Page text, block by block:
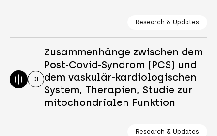
Research & Updates
DE
Zusammenhänge zwischen dem
Post-Covid-Syndrom (PCS) und
dem vaskulär-kardiologischen
System, Therapien, Studie zur
mitochondrialen Funktion
Research & Updates